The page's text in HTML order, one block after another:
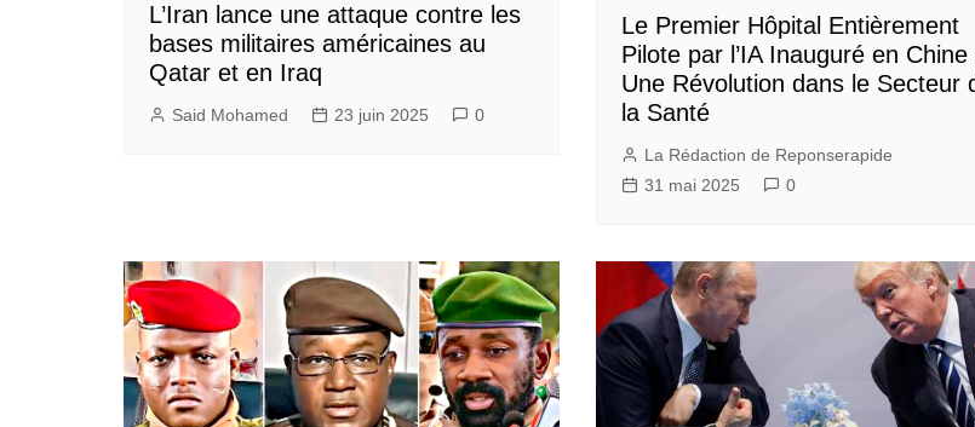
L’Iran lance une attaque contre les
bases militaires américaines au
Qatar et en Iraq
Said Mohamed 23 juin 2025 0
Le Premier Hôpital Entièrement
Pilote par l’IA Inauguré en Chine
Une Révolution dans le Secteur
la Santé
La Rédaction de Reponserapide
31 mai 2025
0